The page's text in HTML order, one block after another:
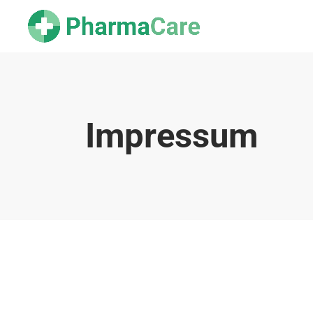
Impressum